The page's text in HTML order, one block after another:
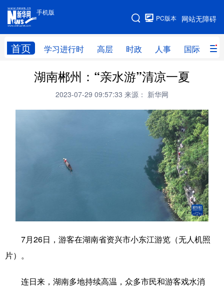
手机版
网站无障碍
PC版本
首页 学习进行时 高层 时政 人事 国际 财
手机版
网站地图
学习进行时 高层 时政 人事
财经 网评
全球连线 教育
体育
军事
政务
汽车
食品 人居 信息化 数字经济
学术中国 乡村振兴 银龄 溯源中国
彩票 娱乐 时尚 悦读
湖南郴州：“亲水游”清凉一夏
2023-07-29 09:57:33 来源： 新华网
7月26日，游客在湖南省资兴市小东江游览（无人机照
片）。
连日来，湖南多地持续高温，众多市民和游客戏水消